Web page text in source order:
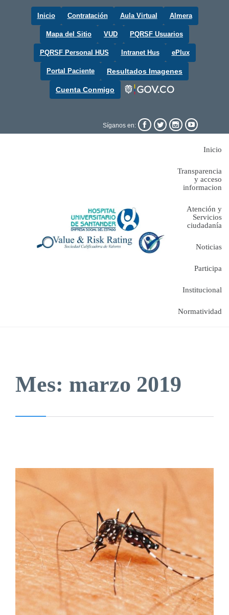
Inicio Contratación Aula Virtual Almera
Mapa del Sitio VUD PQRSF Usuarios
PQRSF Personal HUS Intranet Hus ePlux
Portal Paciente Resultados Imagenes
Cuenta Conmigo
Síganos en:    
Inicio
Transparencia
y acceso
informacion
Atención y
Servicios
ciudadanía
Noticias
Participa
Institucional
Normatividad
Mes: marzo 2019